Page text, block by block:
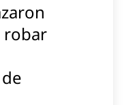
robar